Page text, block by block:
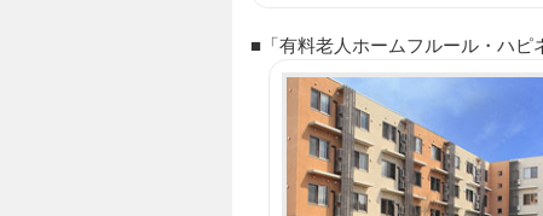
■「有料老人ホームフルール・ハ